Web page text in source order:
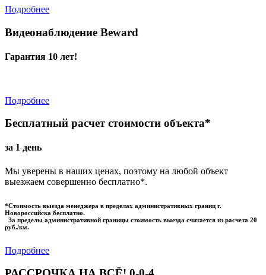
Подробнее
Видеонаблюдение Beward
Гарантия 10 лет!
Подробнее
Бесплатный расчет стоимости объекта*
за 1 день
Мы уверены в наших ценах, поэтому на любой объект
выезжаем совершенно бесплатно*.
*Стоимость выезда менеджера в пределах административных границ г.
Новороссийска бесплатно.
За пределы административной границы стоимость выезда считается из расчета 20
руб./км.
Подробнее